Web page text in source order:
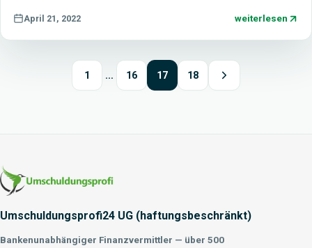
April 21, 2022 weiterlesen
1 … 16 17 18
Umschuldungsprofi24 UG (haftungsbeschränkt)
Bankenunabhängiger Finanzvermittler — über 500